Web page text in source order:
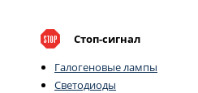
Стоп-сигнал
Галогеновые лампы
Светодиоды